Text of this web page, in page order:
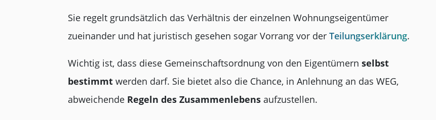
Sie regelt grundsätzlich das Verhältnis der einzelnen Wohnungseigentümer
zueinander und hat juristisch gesehen sogar Vorrang vor der Teilungserklärung.
Wichtig ist, dass diese Gemeinschaftsordnung von den Eigentümern selbst
bestimmtwerden darf. Sie bietet also die Chance, in Anlehnung an das WEG,
abweichende Regeln des Zusammenlebensaufzustellen.